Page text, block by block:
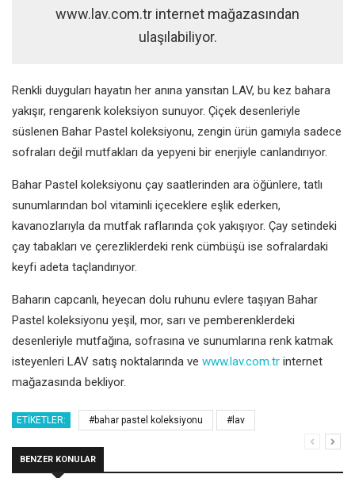
www.lav.com.tr internet mağazasından
ulaşılabiliyor.
Renkli duyguları hayatın her anına yansıtan LAV, bu kez bahara
yakışır, rengarenk koleksiyon sunuyor. Çiçek desenleriyle
süslenen Bahar Pastel koleksiyonu, zengin ürün gamıyla sadece
sofraları değil mutfakları da yepyeni bir enerjiyle canlandırıyor.
Bahar Pastel koleksiyonu çay saatlerinden ara öğünlere, tatlı
sunumlarından bol vitaminli içeceklere eşlik ederken,
kavanozlarıyla da mutfak raflarında çok yakışıyor. Çay setindeki
çay tabakları ve çerezliklerdeki renk cümbüşü ise sofralardaki
keyfi adeta taçlandırıyor.
Baharın capcanlı, heyecan dolu ruhunu evlere taşıyan Bahar
Pastel koleksiyonu yeşil, mor, sarı ve pemberenklerdeki
desenleriyle mutfağına, sofrasına ve sunumlarına renk katmak
isteyenleri LAV satış noktalarında ve www.lav.com.tr internet
mağazasında bekliyor.
ETIKETLER: #bahar pastel koleksiyonu #lav
BENZER KONULAR